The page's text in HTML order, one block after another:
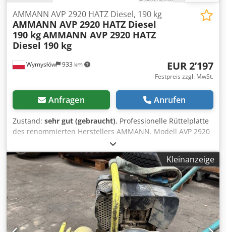
Wymysłów 933 km
AMMANN AVP 2920 HATZ Diesel, 190 kg
AMMANN AVP 2920 HATZ Diesel
190 kgAMMANN AVP 2920 HATZ
Diesel 190 kg
EUR 2’197
Festpreis zzgl. MwSt.
Anfragen Anrufen
Zustand: sehr gut (gebraucht), Professionelle Rüttelplatte
des renommierten Herstellers AMMANN. Modell AVP 2920
ausgestattet mit einem zuverlässigen HATZ Dieselmotor
mit 5 kW Leistung. Die Maschine ist für professionelle
Pflasterarbeiten, Straßenbau sowie die Verdichtung von
Boden, Pflastersteinen, Schotter und Asphalt ausgelegt.
Das Gerät ist komplett mechanisch, mit robuster deutscher
Konstruktion. Optischer Zustand entsprechend den Fotos –
normale Gebrauchsspuren. Technische Daten: • Hersteller:
AMMANN • Modell: AVP 2920 • Baujahr: 1999 • Motor: HATZ
Diesel • Motortyp: 1B30-6 • Leistung: 5 kW •
Kleinanzeige